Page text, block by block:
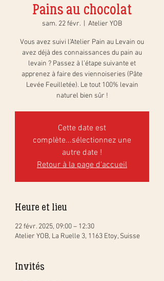
Pains au chocolat
sam. 22 févr. Atelier YOB
Vous avez suivi l’Atelier Pain au Levain ou
avez déjà des connaissances du pain au
levain ? Passez à l’étape suivante et
apprenez à faire des viennoiseries (Pâte
Levée Feuilletée). Le tout 100% levain
naturel bien sûr !
Cette date est
complète...sélectionnez une
autre date !
Retour à la page d'accueil
Heure et lieu
22 févr. 2025, 09:00 – 12:30
Atelier YOB, La Ruelle 3, 1163 Etoy, Suisse
Invités